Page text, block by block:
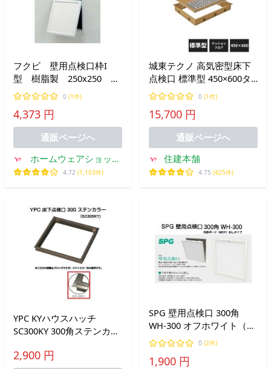
フクビ 壁用点検口枠I
型 樹脂製 250x250
K1W2525 オフホワイト
【即日出荷】【業者様用価
格】
0 (1件)
4,373 円
通販ページへ
ホームウェアショップ
クギセイ
4.72 (1,103件)
城東テクノ 高気密型床下
点検口 標準型 450×600タ
イプ クッションフロア合
わせタイプ SPF-R4560C
0 (1件)
15,700 円
通販ページへ
住建本舗
4.75 (425件)
YPC KYハウスハッチ
SC300KY 300角ステンカラ
300mmx300mm）
2,900 円
SPG 壁用点検口 300角
WH-300 オフホワイト（内
枠ボードなしタイプ ）
0 (2件)
1,900 円